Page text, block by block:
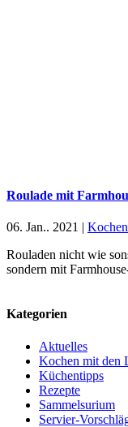
Roulade mit
06. Jan.. 2021 |
Rouladen nicht wie
sondern mit
Kategorien
Aktuelles
Kochen mit den
Küchentipps
Rezepte
Sammelsurium
Servier-